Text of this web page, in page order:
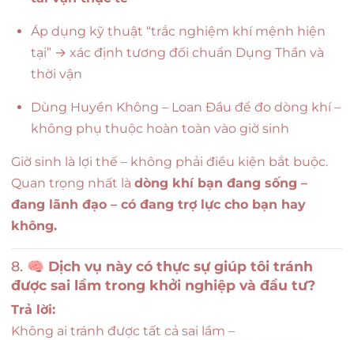
Áp dụng kỹ thuật “trắc nghiệm khí mệnh hiện
tại” → xác định tương đối chuẩn Dụng Thần và
thời vận
Dùng Huyền Không – Loan Đầu để đo dòng khí –
không phụ thuộc hoàn toàn vào giờ sinh
Giờ sinh là lợi thế – không phải điều kiện bắt buộc.
Quan trọng nhất là dòng khí bạn đang sống –
đang lãnh đạo – có đang trợ lực cho bạn hay
không.
8. 🧠 Dịch vụ này có thực sự giúp tôi tránh
được sai lầm trong khởi nghiệp và đầu tư?
Trả lời:
Không ai tránh được tất cả sai lầm –